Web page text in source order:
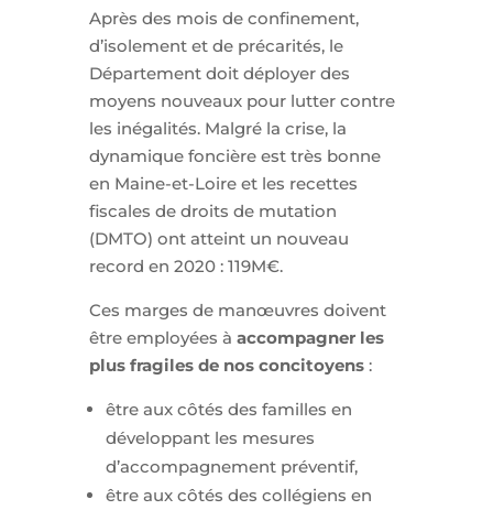
Après des mois de confinement,
d’isolement et de précarités, le
Département doit déployer des
moyens nouveaux pour lutter contre
les inégalités. Malgré la crise, la
dynamique foncière est très bonne
en Maine-et-Loire et les recettes
fiscales de droits de mutation
(DMTO) ont atteint un nouveau
record en 2020 : 119M€.
Ces marges de manœuvres doivent
être employées à accompagner les
plus fragiles de nos concitoyens:
être aux côtés des familles en
développant les mesures
d’accompagnement préventif,
être aux côtés des collégiens en